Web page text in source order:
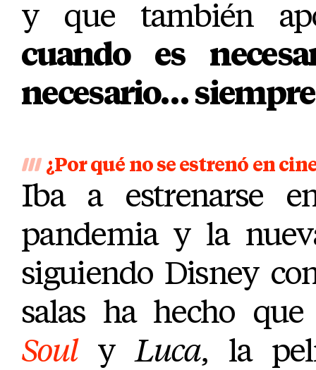
y que también
cuando es
necesario… siempre
¿Por qué no se estrenó en
Iba a estrenarse
pandemia y la
siguiendo Disney
salas ha hecho
SoulyLuca, la